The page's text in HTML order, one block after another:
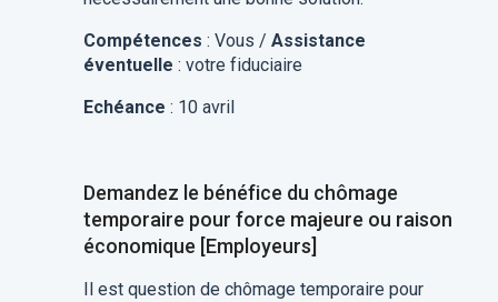
Compétences : Vous / Assistance
éventuelle : votre fiduciaire
Echéance : 10 avril
Demandez le bénéfice du chômage
temporaire pour force majeure ou raison
économique [Employeurs]
Il est question de chômage temporaire pour